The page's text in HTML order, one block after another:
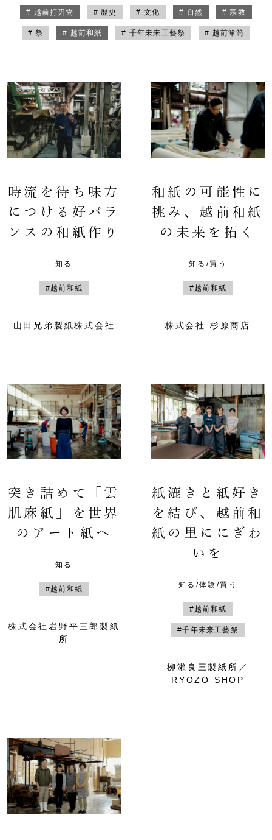
# 越前打刃物 # 歴史 # 文化 # 自然 # 宗教
# 祭 # 越前和紙 # 千年未来工藝祭 # 越前箪笥
時流を待ち味方
につける好バラ
ンスの和紙作り
知る
#越前和紙
山田兄弟製紙株式会社
和紙の可能性に
挑み、越前和紙
の未来を拓く
知る/買う
#越前和紙
株式会社 杉原商店
突き詰めて「雲
肌麻紙」を世界
のアート紙へ
知る
#越前和紙
株式会社岩野平三郎製紙
所
紙漉きと紙好き
を結び、越前和
紙の里ににぎわ
いを
知る/体験/買う
#越前和紙
#千年未来工藝祭
栁瀨良三製紙所／
RYOZO SHOP